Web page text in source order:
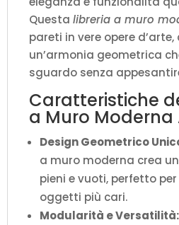
Questa libreria a muro
pareti in vere opere
un’armonia geometrica
sguardo senza
Caratteristiche
a Muro Moderna
Design Geometrico
a muro moderna crea
pieni e vuoti, perfetto
oggetti più cari.
Modularità e Versatilità: